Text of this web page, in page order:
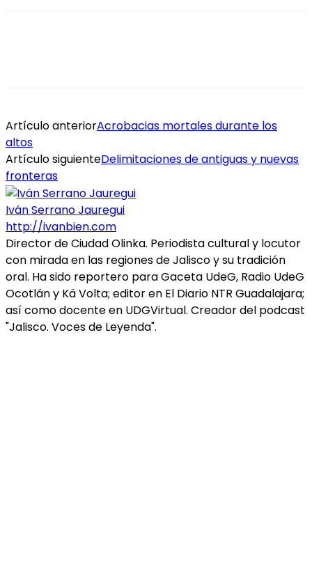
Artículo anteriorAcrobacias mortales durante los
altos
Artículo siguienteDelimitaciones de antiguas y nuevas
fronteras
Iván Serrano Jauregui
http://ivanbien.com
Director de Ciudad Olinka. Periodista cultural y locutor
con mirada en las regiones de Jalisco y su tradición
oral. Ha sido reportero para Gaceta UdeG, Radio UdeG
Ocotlán y Kä Volta; editor en El Diario NTR Guadalajara;
así como docente en UDGVirtual. Creador del podcast
"Jalisco. Voces de Leyenda".